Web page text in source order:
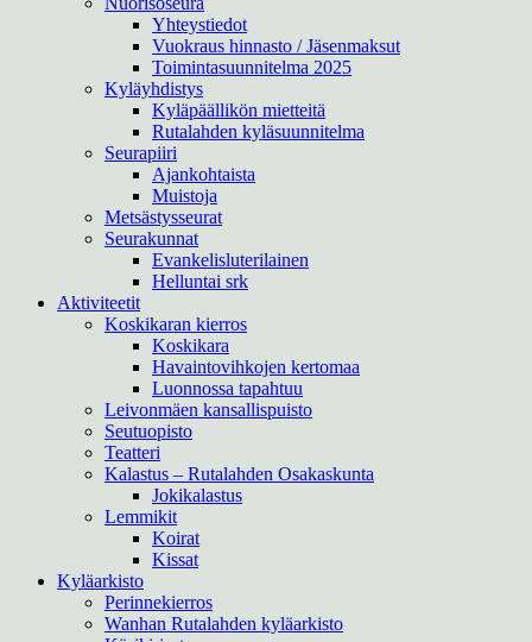
Yhteystiedot
Vuokraus hinnasto / Jäsenmaksut
Toimintasuunnitelma 2025
Kyläyhdistys
Kyläpäällikön mietteitä
Rutalahden kyläsuunnitelma
Seurapiiri
Ajankohtaista
Muistoja
Metsästysseurat
Seurakunnat
Evankelisluterilainen
Helluntai srk
Aktiviteetit
Koskikaran kierros
Koskikara
Havaintovihkojen kertomaa
Luonnossa tapahtuu
Leivonmäen kansallispuisto
Seutuopisto
Teatteri
Kalastus – Rutalahden Osakaskunta
Jokikalastus
Lemmikit
Koirat
Kissat
Kyläarkisto
Perinnekierros
Wanhan Rutalahden kyläarkisto